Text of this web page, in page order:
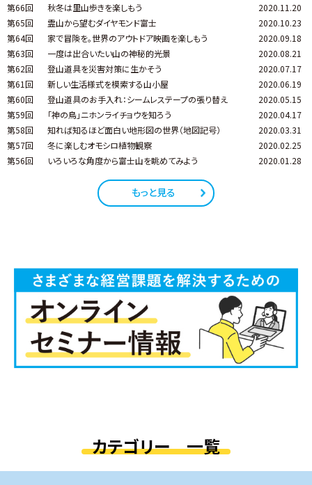
第66回
秋冬は里山歩きを楽しもう
2020.11.20
第65回
霊山から望むダイヤモンド富士
2020.10.23
第64回
家で冒険を。世界のアウトドア映画を楽しもう
2020.09.18
第63回
一度は出合いたい山の神秘的光景
2020.08.21
第62回
登山道具を災害対策に生かそう
2020.07.17
第61回
新しい生活様式を模索する山小屋
2020.06.19
第60回
登山道具のお手入れ：シームレステープの張り替え
2020.05.15
第59回
「神の鳥」ニホンライチョウを知ろう
2020.04.17
第58回
知れば知るほど面白い地形図の世界（地図記号）
2020.03.31
第57回
冬に楽しむオモシロ植物観察
2020.02.25
第56回
いろいろな角度から富士山を眺めてみよう 2020.01.28
もっと見る
カテゴリー 一覧